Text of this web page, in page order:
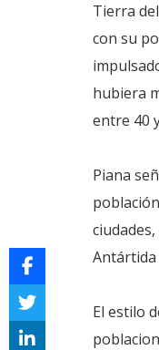
Tierra
con su
hubiera
entre 40
Piana
Antártida
El estilo